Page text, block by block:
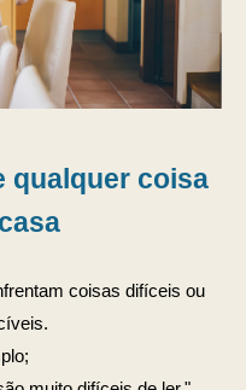
qualquer coisa
coisas difíceis ou